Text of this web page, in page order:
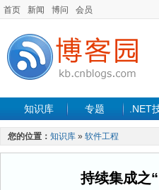
首页 新闻 博问 会员
知识库 专题 .NET
手机开发 软件工程
最新文章
您的位置： 知识库 » 软件工程
持续集成之